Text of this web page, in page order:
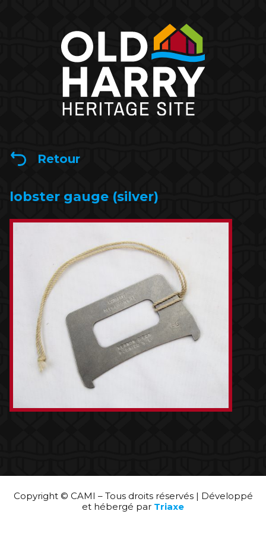
Retour
lobster gauge (silver)
Copyright © CAMI – Tous droits réservés | Développé
et hébergé par Triaxe